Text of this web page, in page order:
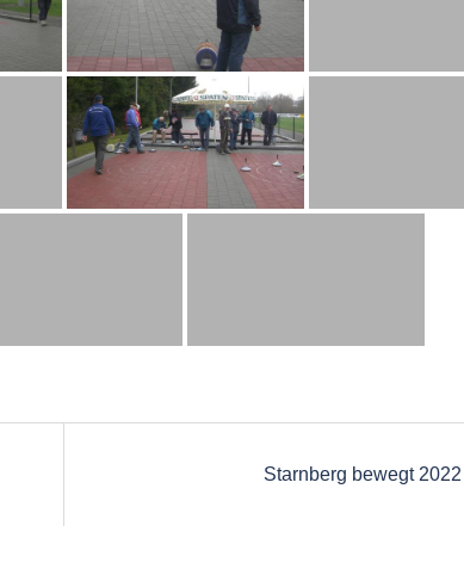
Starnberg bewegt 2022